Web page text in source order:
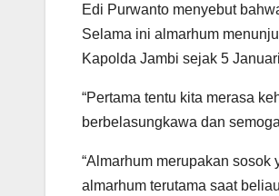
p
k
m
Edi Purwanto menyebut
Selama ini almarhum
Kapolda Jambi sejak 5
“Pertama tentu kita merasa
berbelasungkawa dan
“Almarhum merupakan
almarhum terutama saat